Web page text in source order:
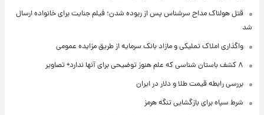
قتل هولناک مداح سرشناس پس از ربوده شدن؛ فیلم جنایت برای خانواده ارسال
شد
واگذاری املاک تملیکی و مازاد بانک سرمایه از طریق مزایده عمومی
۸ کشف باستان شناسی که علم هنوز توضیحی برای آنها ندارد+ تصاویر
بررسی رابطه قیمت طلا و دلار در ایران
شرط سپاه برای بازگشایی تنگه هرمز